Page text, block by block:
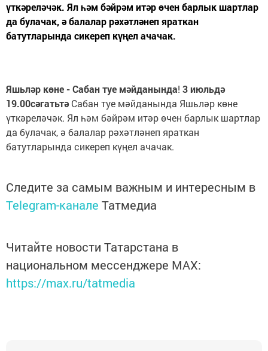
үткәреләчәк. Ял һәм бәйрәм итәр өчен барлык шартлар
да булачак, ә балалар рәхәтләнеп яраткан
батутларында сикереп күңел ачачак.
Яшьләр көне - Сабан туе мәйданында! 3 июльдә
19.00сәгатьтәСабан туе мәйданында Яшьләр көне
үткәреләчәк. Ял һәм бәйрәм итәр өчен барлык шартлар
да булачак, ә балалар рәхәтләнеп яраткан
батутларында сикереп күңел ачачак.
Следите за самым важным и интересным в
Telegram-канале Татмедиа
Читайте новости Татарстана в
национальном мессенджере MАХ:
https://max.ru/tatmedia